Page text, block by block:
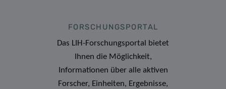
FORSCHUNGSPORTAL
Das LIH-Forschungsportal bietet
Ihnen die Möglichkeit,
Informationen über alle aktiven
Forscher, Einheiten, Ergebnisse,